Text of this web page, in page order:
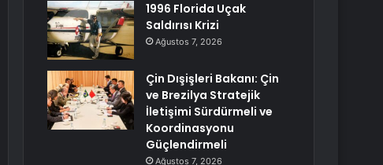
1996 Florida Uçak
Saldırısı Krizi
Ağustos 7, 2026
Çin Dışişleri Bakanı: Çin
ve Brezilya Stratejik
İletişimi Sürdürmeli ve
Koordinasyonu
Güçlendirmeli
Ağustos 7, 2026